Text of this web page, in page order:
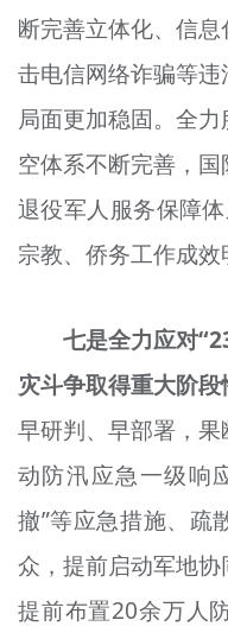
断完善立体化、信
击电信网络诈骗等
局面更加稳固。全
空体系不断完善，国
退役军人服务保障体
宗教、侨务工作成效
七是全力应对
灾斗争取得重大阶
早研判、早部署，
动防汛应急一级响
撤”等应急措施、疏
众，提前启动军地协
提前布置20余万人